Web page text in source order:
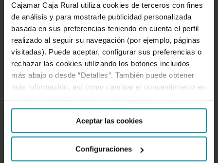
Cajamar Caja Rural utiliza cookies de terceros con fines
de análisis y para mostrarle publicidad personalizada
basada en sus preferencias teniendo en cuenta el perfil
realizado al seguir su navegación (por ejemplo, páginas
visitadas). Puede aceptar, configurar sus preferencias o
rechazar las cookies utilizando los botones incluidos
más abajo o desde “Detalles”. También puede obtener
más información, así como cambiar el consentimiento en
Aceptar las cookies
Configuraciones
Política anticorrupción
Prevención del blanqueo de capitales y de la financiación
del terrorismo
Código de buenas prácticas bancarias
valores
Categorías